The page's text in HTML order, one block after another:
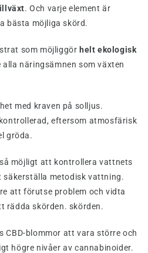
. Och varje element är
bästa möjliga skörd.
som möjliggör helt ekologisk
alla näringsämnen som växten
med kraven på solljus.
eftersom atmosfärisk
gröda.
möjligt att kontrollera vattnets
säkerställa metodisk vattning.
att förutse problem och vidta
rädda skörden. skörden.
CBD-blommor att vara större och
högre nivåer av cannabinoider.